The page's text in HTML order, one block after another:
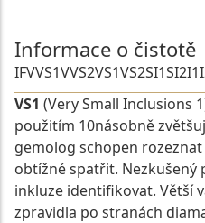
Informace o čistotě
IFVVS1VVS2VS1VS2SI1SI2I1
VS1 (Very Small Inclusions
použitím 10násobně
gemolog schopen
obtížné spatřit. Nezkušený
inkluze identifikovat. Větší
zpravidla po stranách